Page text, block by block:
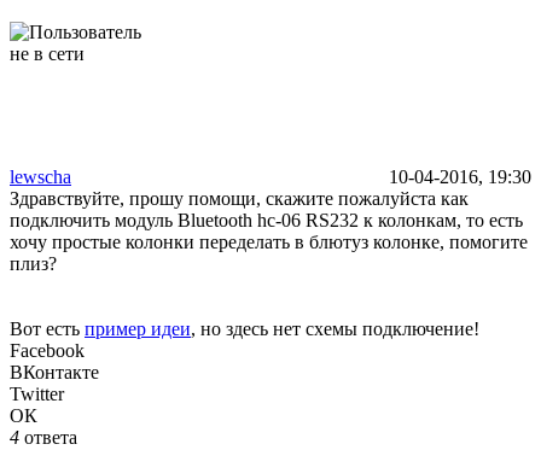
lewscha
10-04-2016, 19:30
Здравствуйте, прошу помощи, скажите пожалуйста как
подключить модуль Bluetooth hc-06 RS232 к колонкам, то есть
хочу простые колонки переделать в блютуз колонке, помогите
плиз?
Вот есть пример идеи, но здесь нет схемы подключение!
Facebook
ВКонтакте
Twitter
ОК
4 ответа